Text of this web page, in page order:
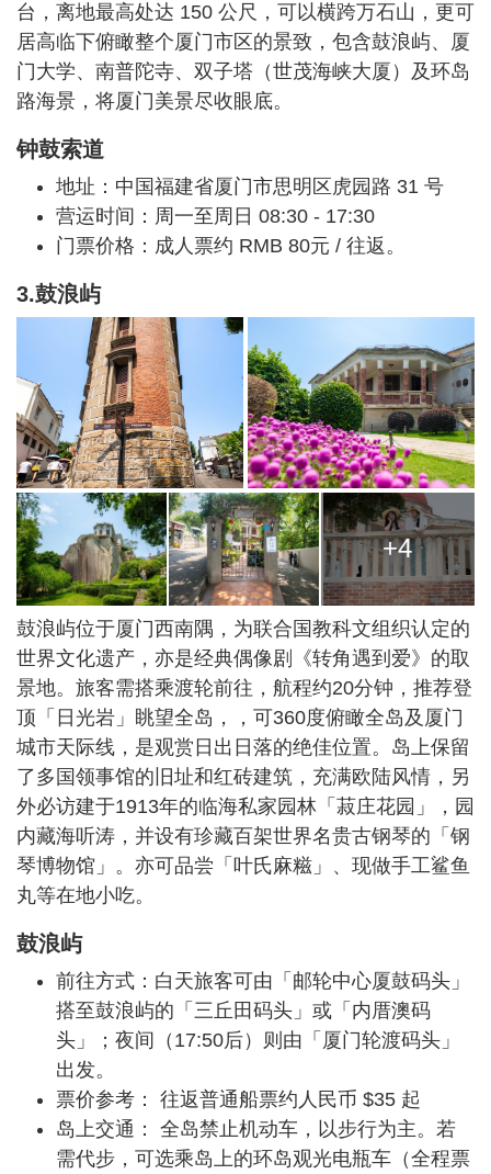
台，离地最高处达 150 公尺，可以横跨万石山，更可
居高临下俯瞰整个厦门市区的景致，包含鼓浪屿、厦
门大学、南普陀寺、双子塔（世茂海峡大厦）及环岛
路海景，将厦门美景尽收眼底。
钟鼓索道
地址：中国福建省厦门市思明区虎园路 31 号
营运时间：周一至周日 08:30 - 17:30
门票价格：成人票约 RMB 80元 / 往返。
3.鼓浪屿
+4
鼓浪屿位于厦门西南隅，为联合国教科文组织认定的
世界文化遗产，亦是经典偶像剧《转角遇到爱》的取
景地。旅客需搭乘渡轮前往，航程约20分钟，推荐登
顶「日光岩」眺望全岛，，可360度俯瞰全岛及厦门
城市天际线，是观赏日出日落的绝佳位置。岛上保留
了多国领事馆的旧址和红砖建筑，充满欧陆风情，另
外必访建于1913年的临海私家园林「菽庄花园」，园
内藏海听涛，并设有珍藏百架世界名贵古钢琴的「钢
琴博物馆」。亦可品尝「叶氏麻糍」、现做手工鲨鱼
丸等在地小吃。
鼓浪屿
前往方式：白天旅客可由「邮轮中心厦鼓码头」
搭至鼓浪屿的「三丘田码头」或「内厝澳码
头」；夜间（17:50后）则由「厦门轮渡码头」
出发。
票价参考： 往返普通船票约人民币 $35 起
岛上交通： 全岛禁止机动车，以步行为主。若
需代步，可选乘岛上的环岛观光电瓶车（全程票